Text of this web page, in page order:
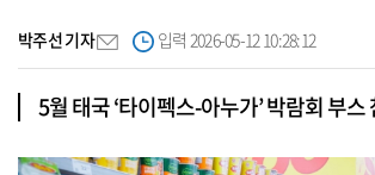
박주선 기자 입력 2026-05-12 10:28:12
5월 태국 ‘타이펙스-아누가’ 박람회 부스